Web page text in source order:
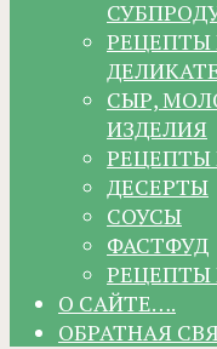
РЕЦЕПТЫ
СЫР,
ИЗДЕЛИЯ
РЕЦЕПТЫ
ДЕСЕРТЫ
СОУСЫ
ФАСТФУД
РЕЦЕПТЫ
О САЙТЕ….
ОБРАТНАЯ